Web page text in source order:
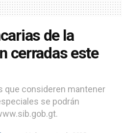
de la
cerradas este
que consideren mantener
se podrán